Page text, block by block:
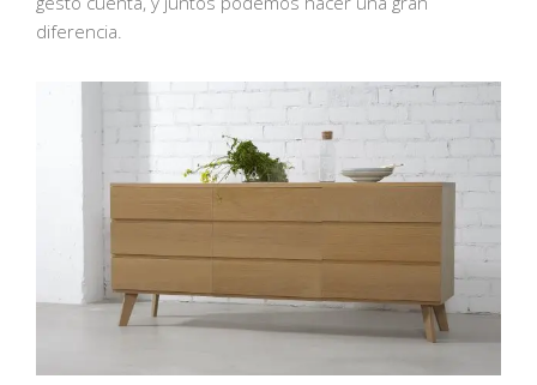
diferencia.